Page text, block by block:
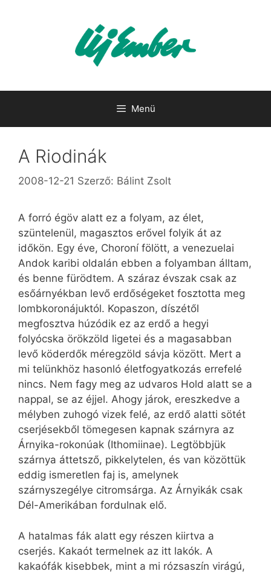
Menü
A Riodinák
2008-12-21 Szerző: Bálint Zsolt
A forró égöv alatt ez a folyam, az élet,
szüntelenül, magasztos erővel folyik át az
időkön. Egy éve, Choroní fölött, a venezuelai
Andok karibi oldalán ebben a folyamban álltam,
és benne fürödtem. A száraz évszak csak az
esőárnyékban levő erdőségeket fosztotta meg
lombkoronájuktól. Kopaszon, díszétől
megfosztva húzódik ez az erdő a hegyi
folyócska örökzöld ligetei és a magasabban
levő köderdők méregzöld sávja között. Mert a
mi telünkhöz hasonló életfogyatkozás errefelé
nincs. Nem fagy meg az udvaros Hold alatt se a
nappal, se az éjjel. Ahogy járok, ereszkedve a
mélyben zuhogó vizek felé, az erdő alatti sötét
cserjésekből tömegesen kapnak szárnyra az
Árnyika-rokonúak (Ithomiinae). Legtöbbjük
szárnya áttetsző, pikkelytelen, és van közöttük
eddig ismeretlen faj is, amelynek
szárnyszegélye citromsárga. Az Árnyikák csak
Dél-Amerikában fordulnak elő.
A hatalmas fák alatt egy részen kiirtva a
cserjés. Kakaót termelnek az itt lakók. A
kakaófák kisebbek, mint a mi rózsaszín virágú,